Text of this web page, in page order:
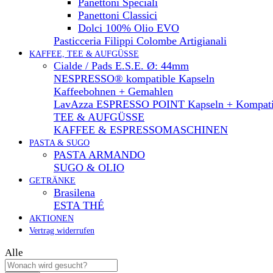
Panettoni Speciali
Panettoni Classici
Dolci 100% Olio EVO
Pasticceria Filippi Colombe Artigianali
KAFFEE, TEE & AUFGÜSSE
Cialde / Pads E.S.E. Ø: 44mm
NESPRESSO® kompatible Kapseln
Kaffeebohnen + Gemahlen
LavAzza ESPRESSO POINT Kapseln +
TEE & AUFGÜSSE
KAFFEE & ESPRESSOMASCHINEN
PASTA & SUGO
PASTA ARMANDO
SUGO & OLIO
GETRÄNKE
Brasilena
ESTA THÉ
AKTIONEN
Vertrag widerrufen
Alle